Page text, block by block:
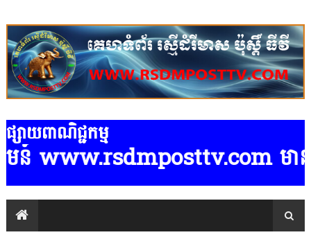
ផ្សាយពាណិជ្ជកម្ម
www.rsdmposttv.com មានទទួ